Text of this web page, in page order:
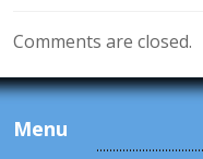
Comments are closed.
Menu